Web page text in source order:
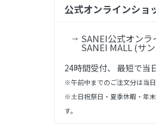
公式オンラインショ
SANEI公式オンラ
SANEI MALL (サ
24時間受付、 最短で当
※午前中までのご注文分は当日
※土日祝祭日・夏季休暇・年
す。